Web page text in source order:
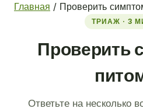
Главная / Проверить
ТРИАЖ · 3
Проверить
Ответьте на несколько